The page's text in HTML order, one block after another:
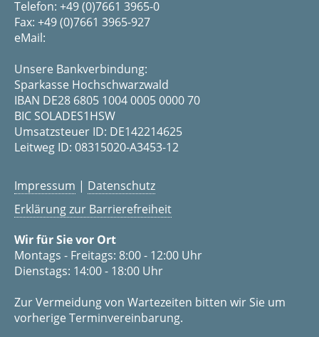
Telefon: +49 (0)7661 3965-0
Fax: +49 (0)7661 3965-927
eMail:
Unsere Bankverbindung:
Sparkasse Hochschwarzwald
IBAN DE28 6805 1004 0005 0000 70
BIC SOLADES1HSW
Umsatzsteuer ID: DE142214625
Leitweg ID: 08315020-A3453-12
Impressum | Datenschutz
Erklärung zur Barrierefreiheit
Wir für Sie vor Ort
Montags - Freitags: 8:00 - 12:00 Uhr
Dienstags: 14:00 - 18:00 Uhr
Zur Vermeidung von Wartezeiten bitten wir Sie um
vorherige Terminvereinbarung.